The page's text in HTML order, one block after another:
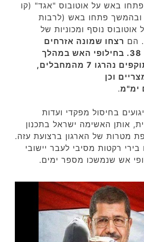
באש על אוטובוס "אגד" (קו
בכביש 12, ובהמשך פתחו באש (לרבות
אוטובוס נוסף ומכוניות של
הם רצחו שמונה אזרחים
ישראלים, ופצעו 38. בחילופי האש במהלך
המרדף אחרי התוקפים נהרגו 7 מהמחבלים,
וכן
ימ"מ.
בחיסול מפקדי ועדות
אותן האשימה ישראל בתכנון
מטרות של הארגון ברצועת עזה.
בירי רקטות מסיבי לעבר יישובי
אש שנמשכו מספר ימים.